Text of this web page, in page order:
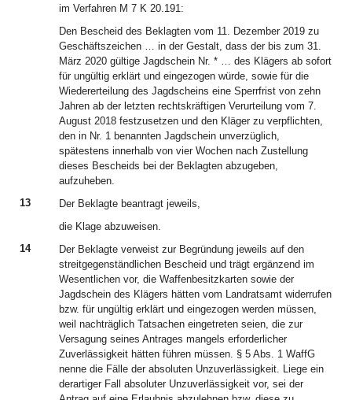
im Verfahren M 7 K 20.191:
Den Bescheid des Beklagten vom 11. Dezember 2019 zu
Geschäftszeichen … in der Gestalt, dass der bis zum 31.
März 2020 gültige Jagdschein Nr. * … des Klägers ab sofort
für ungültig erklärt und eingezogen würde, sowie für die
Wiedererteilung des Jagdscheins eine Sperrfrist von zehn
Jahren ab der letzten rechtskräftigen Verurteilung vom 7.
August 2018 festzusetzen und den Kläger zu verpflichten,
den in Nr. 1 benannten Jagdschein unverzüglich,
spätestens innerhalb von vier Wochen nach Zustellung
dieses Bescheids bei der Beklagten abzugeben,
aufzuheben.
13
Der Beklagte beantragt jeweils,
die Klage abzuweisen.
14
Der Beklagte verweist zur Begründung jeweils auf den
streitgegenständlichen Bescheid und trägt ergänzend im
Wesentlichen vor, die Waffenbesitzkarten sowie der
Jagdschein des Klägers hätten vom Landratsamt widerrufen
bzw. für ungültig erklärt und eingezogen werden müssen,
weil nachträglich Tatsachen eingetreten seien, die zur
Versagung seines Antrages mangels erforderlicher
Zuverlässigkeit hätten führen müssen. § 5 Abs. 1 WaffG
nenne die Fälle der absoluten Unzuverlässigkeit. Liege ein
derartiger Fall absoluter Unzuverlässigkeit vor, sei der